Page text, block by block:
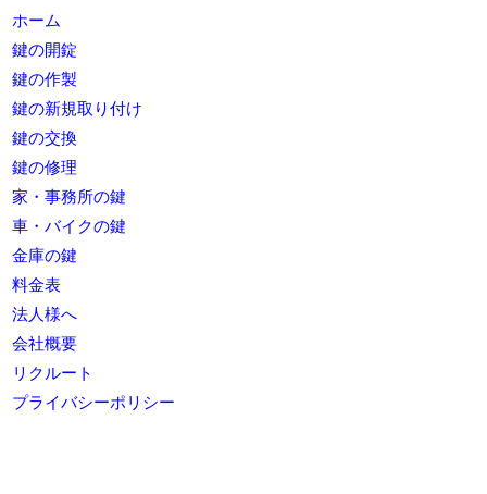
ホーム
鍵の開錠
鍵の作製
鍵の新規取り付け
鍵の交換
鍵の修理
家・事務所の鍵
車・バイクの鍵
金庫の鍵
料金表
法人様へ
会社概要
リクルート
プライバシーポリシー